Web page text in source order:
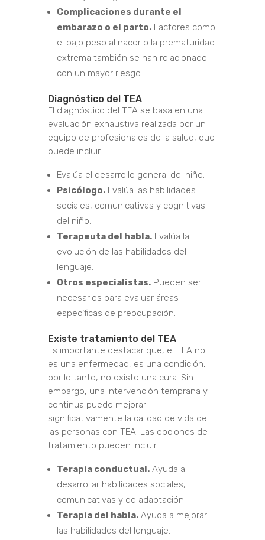
Complicaciones durante el
embarazo o el parto.Factores como
el bajo peso al nacer o la prematuridad
extrema también se han relacionado
con un mayor riesgo.
Diagnóstico del TEA
El diagnóstico del TEA se basa en una
evaluación exhaustiva realizada por un
equipo de profesionales de la salud, que
puede incluir:
Evalúa el desarrollo general del niño.
Psicólogo.Evalúa las habilidades
sociales, comunicativas y cognitivas
del niño.
Terapeuta del habla.Evalúa la
evolución de las habilidades del
lenguaje.
Otros especialistas.Pueden ser
necesarios para evaluar áreas
específicas de preocupación.
Existe tratamiento del TEA
Es importante destacar que, el TEA no
es una enfermedad, es una condición,
por lo tanto, no existe una cura. Sin
embargo, una intervención temprana y
continua puede mejorar
significativamente la calidad de vida de
las personas con TEA. Las opciones de
tratamiento pueden incluir:
Terapia conductual.Ayuda a
desarrollar habilidades sociales,
comunicativas y de adaptación.
Terapia del habla.Ayuda a mejorar
las habilidades del lenguaje.